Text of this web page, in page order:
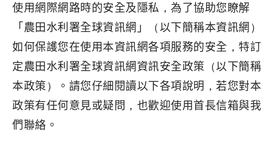
使用網際網路時的安全及隱私，為了協助您瞭解
「農田水利署全球資訊網」（以下簡稱本資訊網）
如何保護您在使用本資訊網各項服務的安全，特訂
定農田水利署全球資訊網資訊安全政策（以下簡稱
本政策）。請您仔細閱讀以下各項說明，若您對本
政策有任何意見或疑問，也歡迎使用首長信箱與我
們聯絡。